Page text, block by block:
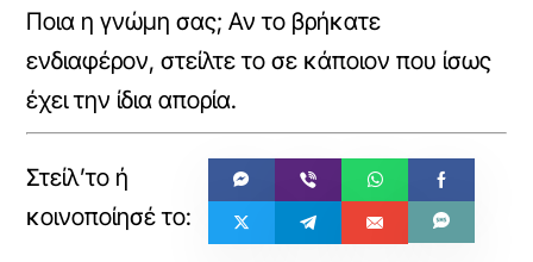
Ποια η γνώμη σας; Αν το βρήκατε
ενδιαφέρον, στείλτε το σε κάποιον που ίσως
έχει την ίδια απορία.